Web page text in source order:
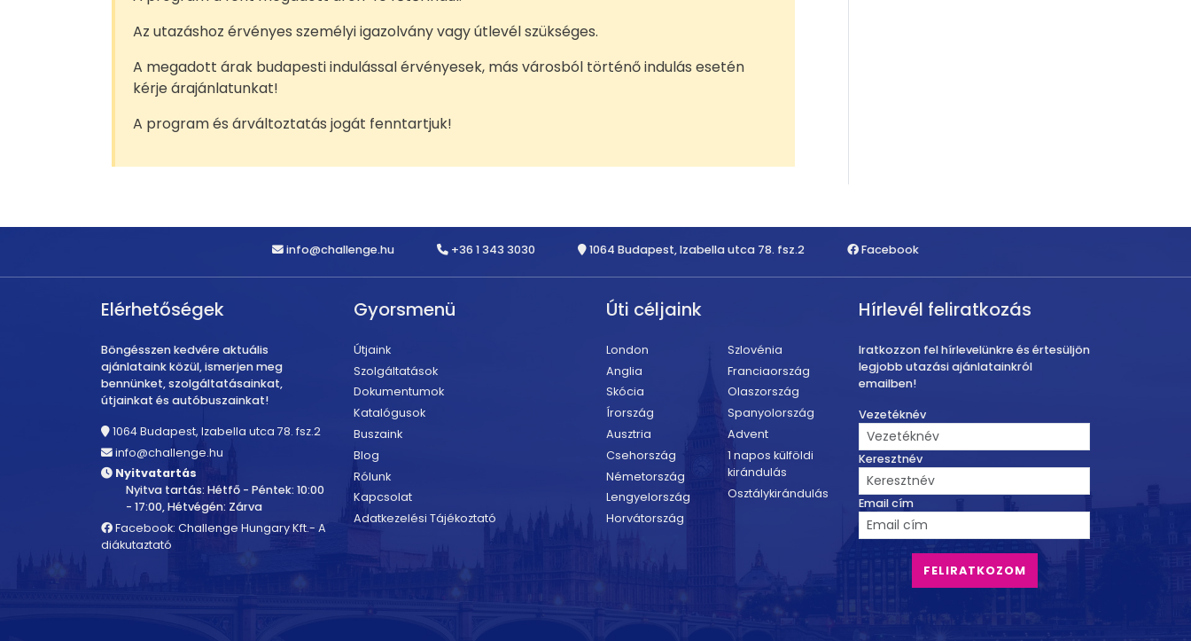
Az utazáshoz érvényes személyi igazolvány vagy útlevél szükséges.
A megadott árak budapesti indulással érvényesek, más városból történő indulás esetén
kérje árajánlatunkat!
A program és árváltoztatás jogát fenntartjuk!
info@challenge.hu +36 1 343 3030 1064 Budapest, Izabella utca 78. fsz.2 Facebook
Elérhetőségek
Böngésszen kedvére aktuális
ajánlataink közül, ismerjen meg
bennünket, szolgáltatásainkat,
útjainkat és autóbuszainkat!
1064 Budapest, Izabella utca 78. fsz.2
info@challenge.hu
Nyitvatartás
Nyitva tartás: Hétfő - Péntek: 10:00
- 17:00, Hétvégén: Zárva
Facebook: Challenge Hungary Kft.- A
diákutaztató
Gyorsmenü
Útjaink
Szolgáltatások
Dokumentumok
Katalógusok
Buszaink
Blog
Rólunk
Kapcsolat
Adatkezelési Tájékoztató
Úti céljaink
London
Anglia
Skócia
Írország
Ausztria
Csehország
Németország
Lengyelország
Horvátország
Szlovénia
Franciaország
Olaszország
Spanyolország
Advent
1 napos külföldi
kirándulás
Osztálykirándulás
Hírlevél feliratkozás
Iratkozzon fel hírlevelünkre és értesüljön
legjobb utazási ajánlatainkról
emailben!
Vezetéknév
Keresztnév
Email cím